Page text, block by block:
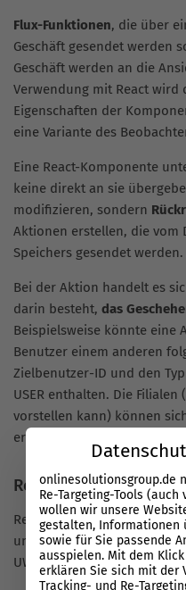
Flux-Funktionen, die über
Geschäft gesendet werden
Geschäft werden an die
Verwendung mit React wird
Eigenschaften der
eine Variante des
Eine React-Komponente
keine direkt an sie
modifizieren, sondern
Aktionen erstellen, die vom
Speichers gesendet werden.
Bei der Aktion handelt es
darin besteht, das
Beispielsweise könnte eine
Benutzer einem anderen
Zielbenutzer-ID und den Typ
USER enthalten. Die
vorstellen kann) können
erhaltene Aktionen ändern.
React Native
React Native wurde
und verwendete die
UWP-Anwendungen.
onlinesolutionsgroup.de
Re-Targeting-Tools
wollen wir unsere
gestalten, Informationen
sowie für Sie passende
ausspielen. Mit dem
erklären Sie sich mit der
Tracking- und Re-